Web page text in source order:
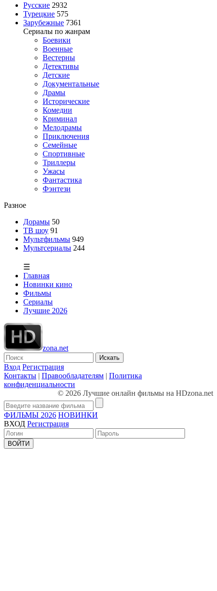
Русские 2932
Турецкие 575
Зарубежные 7361
Сериалы по жанрам
Боевики
Военные
Вестерны
Детективы
Детские
Документальные
Драмы
Исторические
Комедии
Криминал
Мелодрамы
Приключения
Семейные
Спортивные
Триллеры
Ужасы
Фантастика
Фэнтези
Разное
Дорамы 50
ТВ шоу 91
Мультфильмы 949
Мультсериалы 244
☰
Главная
Новинки кино
Фильмы
Сериалы
Лучшие 2026
zona.net
Искать
Вход Регистрация
Контакты | Правообладателям | Политика
конфиденциальности
© 2026 Лучшие онлайн фильмы на HDzona.net
ФИЛЬМЫ 2026 НОВИНКИ
ВХОД Регистрация